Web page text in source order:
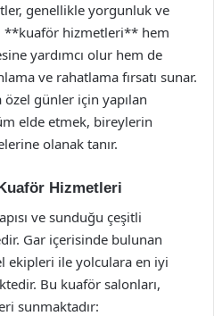
genellikle yorgunluk ve
**kuaför hizmetleri** hem
yardımcı olur hem de
ve rahatlama fırsatı sunar.
günler için yapılan
elde etmek, bireylerin
olanak tanır.
Hizmetleri
ve sunduğu çeşitli
Gar içerisinde bulunan
ekipleri ile yolculara en iyi
Bu kuaför salonları,
sunmaktadır: